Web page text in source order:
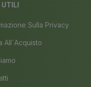
UTILI
Sulla Privacy
All´acquisto